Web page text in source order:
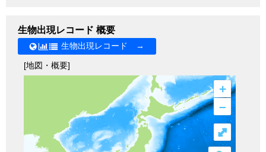
生物出現レコード 概要
生物出現レコード →
[地図・概要]
+
–
⤢